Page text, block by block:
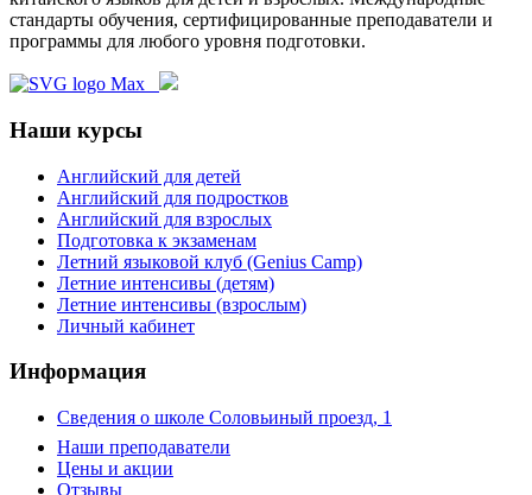
стандарты обучения, сертифицированные преподаватели и
программы для любого уровня подготовки.
Наши курсы
Английский для детей
Английский для подростков
Английский для взрослых
Подготовка к экзаменам
Летний языковой клуб (Genius Camp)
Летние интенсивы (детям)
Летние интенсивы (взрослым)
Личный кабинет
Информация
Сведения о школе Соловьиный проезд, 1
Наши преподаватели
Цены и акции
Отзывы